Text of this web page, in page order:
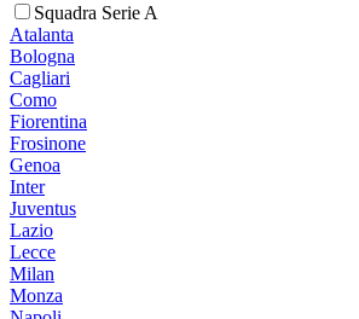
Squadra Serie A
Atalanta
Bologna
Cagliari
Como
Fiorentina
Frosinone
Genoa
Inter
Juventus
Lazio
Lecce
Milan
Monza